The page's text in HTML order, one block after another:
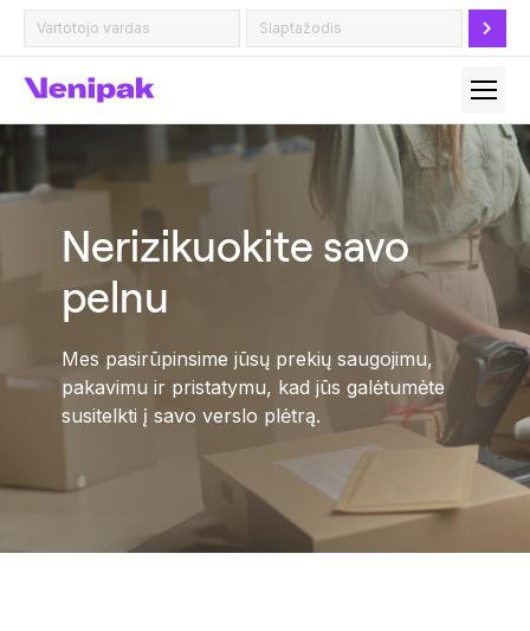
Nerizikuokite savo
pelnu
Mes pasirūpinsime jūsų prekių saugojimu,
pakavimu ir pristatymu, kad jūs galėtumėte
susitelkti į savo verslo plėtrą.